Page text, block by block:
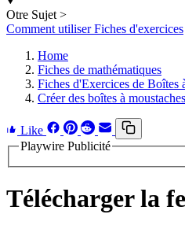
Otre Sujet >
Comment utiliser Fiches d'exercices
Home
Fiches de mathématiques
Fiches d'Exercices de Boîtes
Créer des boîtes à moustaches
Like
Playwire Publicité
Télécharger la